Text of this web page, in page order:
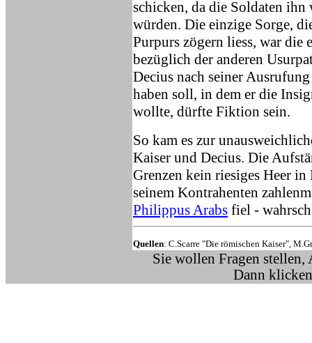
schicken, da die Soldaten
würden. Die einzige Sorge,
Purpurs zögern liess, war die
bezüglich der anderen
Decius nach seiner
haben soll, in dem er die
wollte, dürfte Fiktion sein.
So kam es zur
Kaiser und Decius. Die
Grenzen kein riesiges Heer
seinem Kontrahenten
Philippus Arabs fiel -
Quellen: C.Scarre "Die römischen Kaiser",
Sie wollen Fragen stellen,
Dann